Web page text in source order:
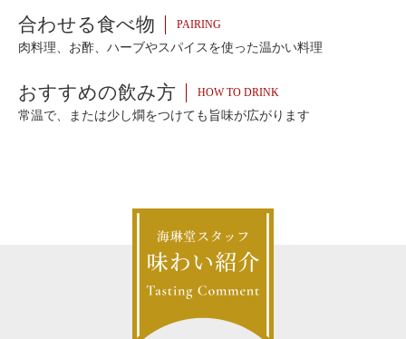
合わせる食べ物 PAIRING
肉料理、お酢、ハーブやスパイスを使った温かい料理
おすすめの飲み方 HOW TO DRINK
常温で、または少し燗をつけても旨味が広がります